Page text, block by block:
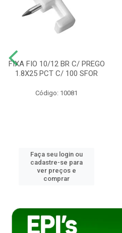
FIXA FIO 10/12 BR C/ PREGO
1.8X25 PCT C/ 100 SFOR
Código: 10081
Faça seu login ou
cadastre-se para
ver preços e
comprar